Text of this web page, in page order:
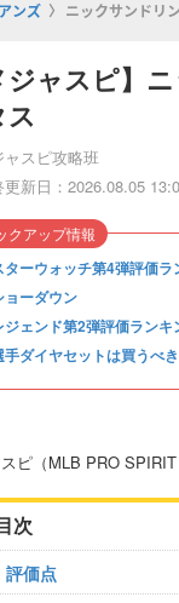
ンズ ニックサンドリ
ジャスピ】
ス
ャスピ攻略班
更新日：2026.08.05
ターウォッチ第4弾評価ラ
ョーダウン
ジェンド第2弾評価ランキ
手ダイヤセットは買うべ
クアップ情報
ピ（MLB PRO
次
評価点